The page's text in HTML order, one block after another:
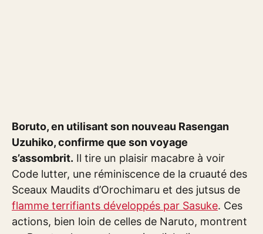
Boruto, en utilisant son nouveau Rasengan
Uzuhiko, confirme que son voyage
s’assombrit. Il tire un plaisir macabre à voir
Code lutter, une réminiscence de la cruauté des
Sceaux Maudits d’Orochimaru et des jutsus de
flamme terrifiants développés par Sasuke. Ces
actions, bien loin de celles de Naruto, montrent